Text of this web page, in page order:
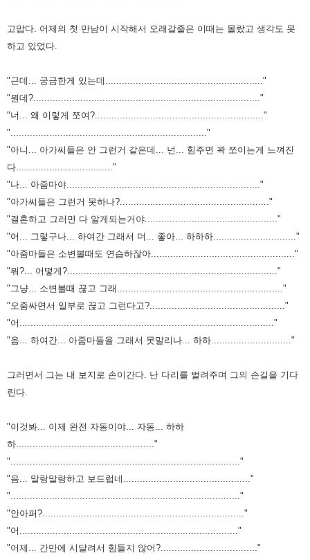
고맙다. 어제의 첫 만남이 시작해서 오래갈줄은 이때는 몰랐고 생각도 못
하고 있었다.
"근데... 궁금한게 있는데........................................................."
"뭔데?.................................................................................."
"너... 왜 이렇게 쪼여?............................................................."
"......................................................................."
"아니... 아가씨들은 안 그런거 같은데... 넌... 힘주면 꽉 쪼이는게 느껴진
다..................................."
"나... 아줌마야......................................................................"
"아가씨들은 그런거 못하나?......................................................"
"결혼하고 그러면 다 알게되는거야................................................"
"어... 그렇구나... 하여간 그래서 더... 좋아... 하하하.............................."
"아줌마들은 소변볼때도 연습하잖아...................................................."
"뭐?... 어떻게?............................................................................"
"그냥... 소변볼때 끊고 그래............................................................"
"오줌싸면서 일부로 끊고 그런다고?................................................."
"어............................................................................................"
"음... 하여간... 아줌마들을 그래서 못말리나... 하하............................."
그러면서 그는 내 보지로 손이간다. 난 다리를 벌려주며 그의 손길을 기다
린다.
"이것봐... 이제 완전 자동이야... 자동... 하하
하.................................................."
"..................................................................................."
"음... 말랑말랑하고 보드럽네.............................................."
"..................................................................................."
"안아퍼?........................................................................."
"어..............................................................................."
"어제... 간만에 시달려서 힘들지 않어?..................................."